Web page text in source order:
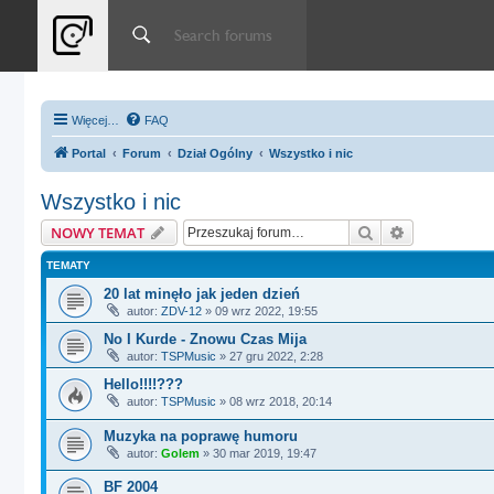
Więcej… FAQ
Portal Forum Dział Ogólny Wszystko i nic
Wszystko i nic
NOWY TEMAT Szukaj
TEMATY
20 lat minęło jak jeden dzień
autor: ZDV-12 » 09 wrz 2022, 19:55
No I Kurde - Znowu Czas Mija
autor: TSPMusic » 27 gru 2022, 2:28
Hello!!!!???
autor: TSPMusic » 08 wrz 2018, 20:14
Muzyka na poprawę humoru
autor: Golem » 30 mar 2019, 19:47
BF 2004